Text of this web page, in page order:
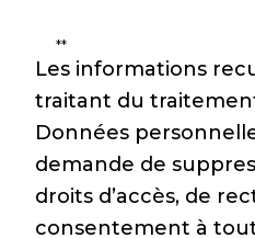
**
Les informations
traitant du
Données
demande de
droits d’accès, de
consentement à